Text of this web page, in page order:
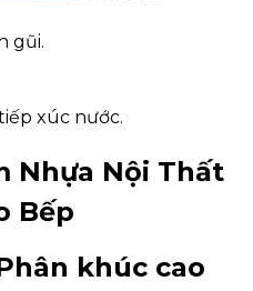
gũi.
xúc nước.
Nhựa Nội Thất
Bếp
khúc cao